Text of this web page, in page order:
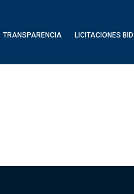
TRANSPARENCIA LICITACIONES BID